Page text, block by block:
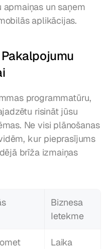
un saņem
aplikācijas.
programmatūru,
risināt jūsu
Ne visi plānošanas
kur pieprasījums
brīža izmaiņas
Biznesa
Ietekme
Laika